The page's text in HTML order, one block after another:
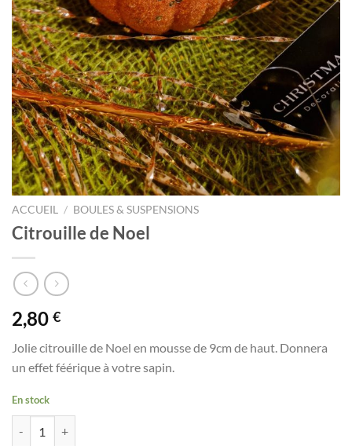
ACCUEIL / BOULES & SUSPENSIONS
Citrouille de Noel
2,80 €
Jolie citrouille de Noel en mousse de 9cm de haut. Donnera
un effet féérique à votre sapin.
En stock